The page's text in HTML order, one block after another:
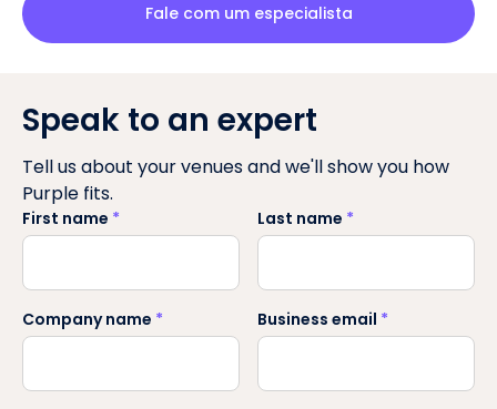
Fale com um especialista
Speak to an expert
Tell us about your venues and we'll show you how
Purple fits.
First name * Last name *
Company name * Business email *